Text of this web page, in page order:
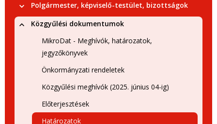
Polgármester, képviselő-testület, bizottságok
Közgyűlési dokumentumok
MikroDat - Meghívók, határozatok,
jegyzőkönyvek
Önkormányzati rendeletek
Közgyűlési meghívók (2025. június 04-ig)
Előterjesztések
Határozatok